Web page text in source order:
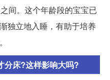
间。这个年龄段的宝宝已
独立地入睡，有助于培养
分床?这样影响大吗?